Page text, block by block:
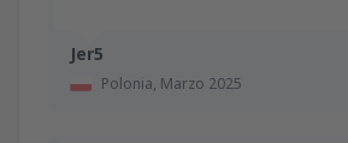
Jer5
Polonia, Marzo 2025